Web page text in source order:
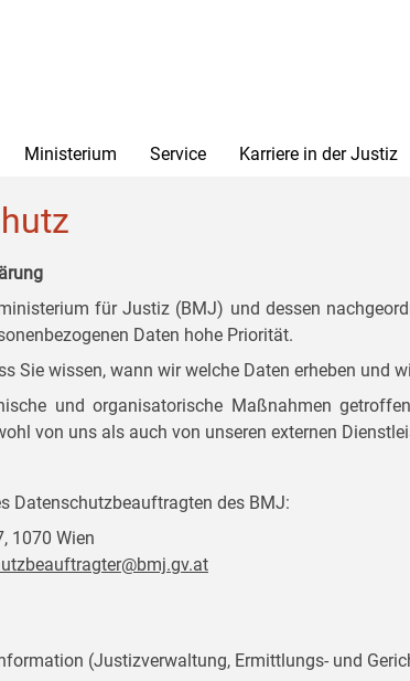
Ministerium Service Karriere in der Justiz
für Justiz (BMJ) und dessen
Daten hohe Priorität.
Sie wissen, wann wir welche Daten erheben und
und organisatorische Maßnahmen
von uns als auch von unseren externen
Datenschutzbeauftragten des BMJ:
1070 Wien
(Justizverwaltung, Ermittlungs- und